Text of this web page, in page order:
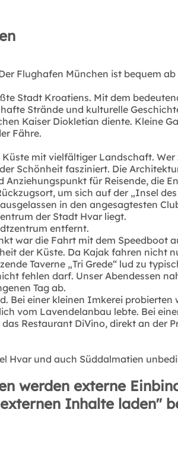
Flughafen München ist bequem
Stadt Kroatiens. Mit dem
Strände und kulturelle
Kaiser Diokletian diente. Kleine
Fähre.
mit vielfältiger Landschaft.
Schönheit fasziniert. Die
für Reisende, die
um sich auf der „Insel
in den angesagtesten
der Stadt Hvar liegt.
entfernt.
war die Fahrt mit dem
der Küste. Da Kajak fahren nicht
Taverne „Tri Grede“ lud zu
fehlen darf. Unser Abendessen
Tag ab.
Bei einer kleinen Imkerei
vom Lavendelanbau lebte. Bei
Restaurant DiVino, direkt an der
Hvar und auch Süddalmatien
werden externe
Inhalte laden"